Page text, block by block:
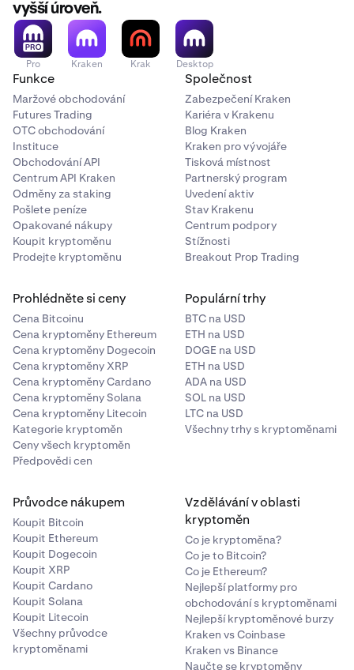
vyšší úroveň.
Pro Kraken Krak Desktop
Funkce
Maržové obchodování
Futures Trading
OTC obchodování
Instituce
Obchodování API
Centrum API Kraken
Odměny za staking
Pošlete peníze
Opakované nákupy
Koupit kryptoměnu
Prodejte kryptoměnu
Společnost
Zabezpečení Kraken
Kariéra v Krakenu
Blog Kraken
Kraken pro vývojáře
Tisková místnost
Partnerský program
Uvedení aktiv
Stav Krakenu
Centrum podpory
Stížnosti
Breakout Prop Trading
Prohlédněte si ceny
Cena Bitcoinu
Cena kryptoměny Ethereum
Cena kryptoměny Dogecoin
Cena kryptoměny XRP
Cena kryptoměny Cardano
Cena kryptoměny Solana
Cena kryptoměny Litecoin
Kategorie kryptoměn
Ceny všech kryptoměn
Předpovědi cen
Populární trhy
BTC na USD
ETH na USD
DOGE na USD
ETH na USD
ADA na USD
SOL na USD
LTC na USD
Všechny trhy s kryptoměnami
Průvodce nákupem
Koupit Bitcoin
Koupit Ethereum
Koupit Dogecoin
Koupit XRP
Koupit Cardano
Koupit Solana
Koupit Litecoin
Všechny průvodce
kryptoměnami
Vzdělávání v oblasti
kryptoměn
Co je kryptoměna?
Co je to Bitcoin?
Co je Ethereum?
Nejlepší platformy pro
obchodování s kryptoměnami
Nejlepší kryptoměnové burzy
Kraken vs Coinbase
Kraken vs Binance
Naučte se kryptoměny